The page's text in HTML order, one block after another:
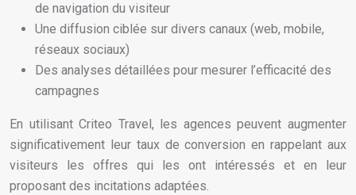
de navigation du visiteur
Une diffusion ciblée sur divers canaux (web, mobile,
réseaux sociaux)
Des analyses détaillées pour mesurer l’efficacité des
campagnes
En utilisant Criteo Travel, les agences peuvent augmenter
significativement leur taux de conversion en rappelant aux
visiteurs les offres qui les ont intéressés et en leur
proposant des incitations adaptées.